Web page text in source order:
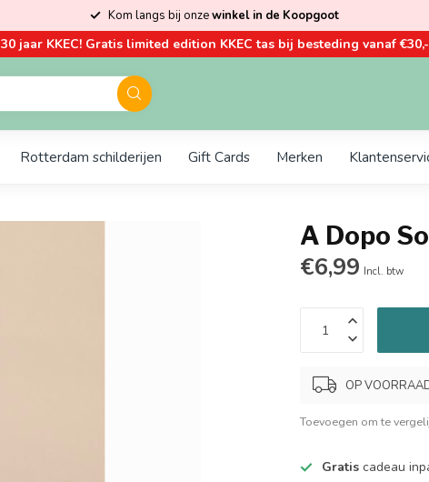
Kom langs bij onzewinkel in de Koopgoot
30 jaar KKEC! Gratis limited edition KKEC tas bij besteding vanaf €30,-
Rotterdam schilderijen Gift Cards Merken
A Dopo
€6,99 Incl. btw
OP
Toevoegen om te
Gratis cadeau